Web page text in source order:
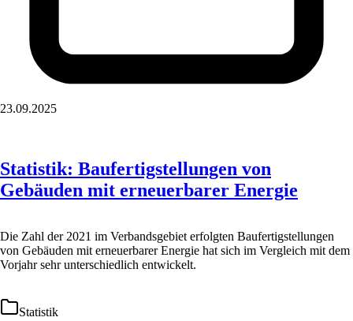
23.09.2025
Statistik: Baufertigstellungen von
Gebäuden mit erneuerbarer Energie
Die Zahl der 2021 im Verbandsgebiet erfolgten Baufertigstellungen
von Gebäuden mit erneuerbarer Energie hat sich im Vergleich mit dem
Vorjahr sehr unterschiedlich entwickelt.
Statistik